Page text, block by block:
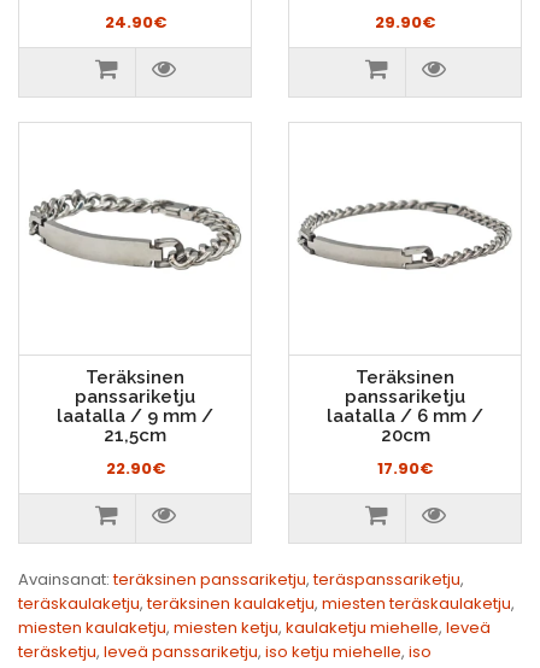
24.90€ 29.90€
Teräksinen
panssariketju
laatalla / 9 mm /
21,5cm
22.90€
Teräksinen
panssariketju
laatalla / 6 mm /
20cm
17.90€
Avainsanat:teräksinen panssariketju,teräspanssariketju,
teräskaulaketju,teräksinen kaulaketju, miesten teräskaulaketju,
miesten kaulaketju, miesten ketju, kaulaketju miehelle, leveä
teräsketju, leveä panssariketju, iso ketju miehelle, iso